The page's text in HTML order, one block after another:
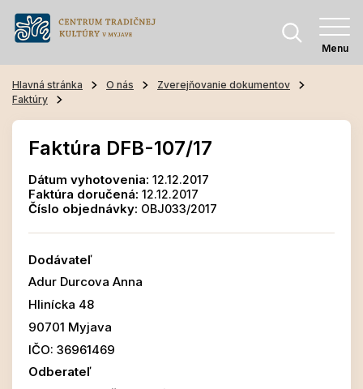
Menu
Hlavná stránka O nás
Zverejňovanie dokumentov
Faktúry
Faktúra DFB-107/17
Dátum vyhotovenia: 12.12.2017
Faktúra doručená: 12.12.2017
Číslo objednávky: OBJ033/2017
Dodávateľ
Adur Durcova Anna
Hlinícka 48
90701 Myjava
IČO: 36961469
Odberateľ